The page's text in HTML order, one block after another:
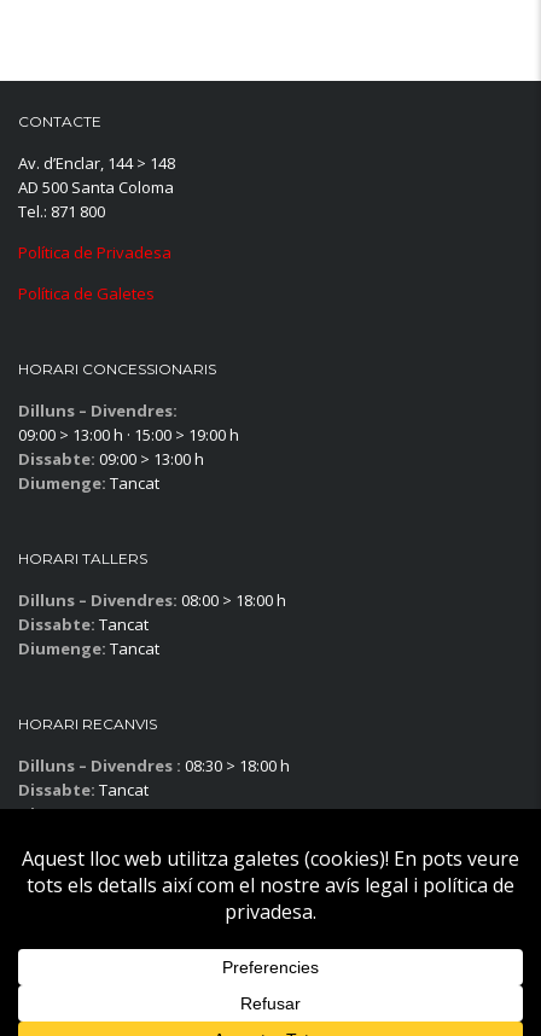
CONTACTE
Av. d’Enclar, 144 > 148
AD 500 Santa Coloma
Tel.: 871 800
Política de Privadesa
Política de Galetes
HORARI CONCESSIONARIS
Dilluns – Divendres:
09:00 > 13:00 h · 15:00 > 19:00 h
Dissabte: 09:00 > 13:00 h
Diumenge: Tancat
HORARI TALLERS
Dilluns – Divendres: 08:00 > 18:00 h
Dissabte: Tancat
Diumenge: Tancat
HORARI RECANVIS
Dilluns – Divendres : 08:30 > 18:00 h
Dissabte: Tancat
Diumenge:Tancat
Copyright © Becier Vehicles 2025